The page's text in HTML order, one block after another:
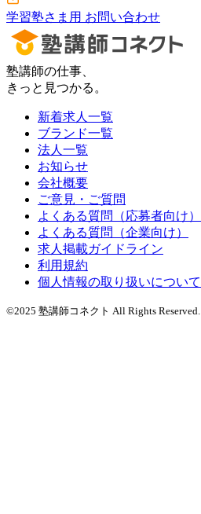
学習塾さま用 お問い合わせ
塾講師の仕事、
きっと見つかる。
新着求人一覧
ブランド一覧
法人一覧
お知らせ
会社概要
ご意見・ご質問
よくある質問（応募者向け）
よくある質問（企業向け）
求人掲載ガイドライン
利用規約
個人情報の取り扱いについて
©2025 塾講師コネクト All Rights Reserved.